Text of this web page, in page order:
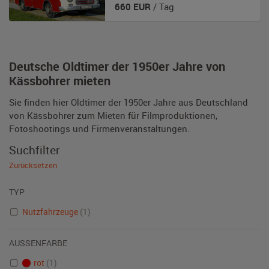
Deutsche Oldtimer der 1950er Jahre von
Kässbohrer mieten
Sie finden hier Oldtimer der 1950er Jahre aus Deutschland
von Kässbohrer zum Mieten für Filmproduktionen,
Fotoshootings und Firmenveranstaltungen.
660 EUR / Tag
Suchfilter
Zurücksetzen
TYP
Nutzfahrzeuge (1)
AUSSENFARBE
rot (1)